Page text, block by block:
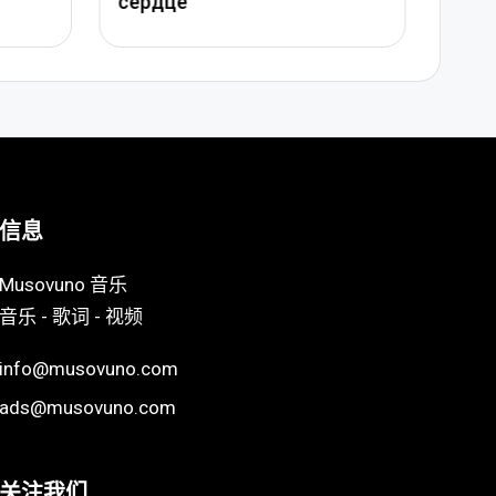
信息
Musovuno 音乐
音乐 - 歌词 - 视频
info@musovuno.com
ads@musovuno.com